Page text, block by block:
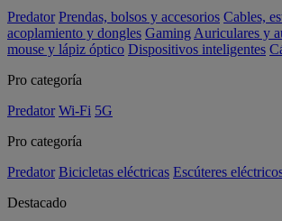
Predator Prendas, bolsos y accesorios Cables,
acoplamiento y dongles Gaming Auriculares y
mouse y lápiz óptico Dispositivos inteligentes
Pro categoría
Predator Wi-Fi 5G
Pro categoría
Predator Bicicletas eléctricas Escúteres
Destacado